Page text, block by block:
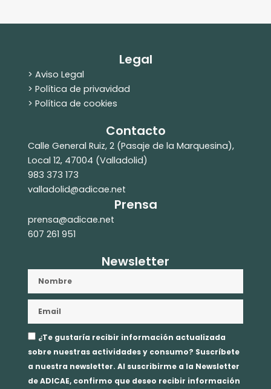
Legal
> Aviso Legal
> Política de privavidad
> Política de cookies
Contacto
Calle General Ruiz, 2 (Pasaje de la Marquesina),
Local 12, 47004 (Valladolid)
983 373 173
valladolid@adicae.net
Prensa
prensa@adicae.net
607 261 951
Newsletter
Aceptación
privacidad
¿Te gustaría recibir información actualizada
sobre nuestras actividades y consumo? Suscríbete
a nuestra newsletter. Al suscribirme a la Newsletter
de ADICAE, confirmo que deseo recibir información